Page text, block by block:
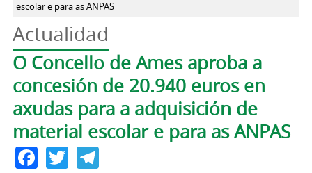
escolar e para as ANPAS
Actualidad
Solapas principales
O Concello de Ames aproba a
concesión de 20.940 euros en
axudas para a adquisición de
material escolar e para as ANPAS
Facebook
TwitterTelegram